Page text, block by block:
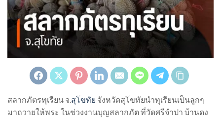
สลากภัตรทุเรียน จ.สุโขทัย จังหวัดสุโขทัยนำทุเรียนเป็นลูกๆ
มาถวายให้พระ ในช่วงงานบุญสลากภัต ที่วัดศรีจำปา บ้านดง